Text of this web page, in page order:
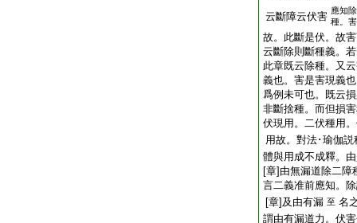
云斷障云伏害 應知除
種。
故。此斷是伏。故
云斷除則斷種義。
此章既云除種。又
義也。害是害現義
爲例未可也。既云
非斷捨種。而但損
伏現用。二伏種用
用故。對法･瑜伽
體與用成不成釋。
[章]由無漏道除二
言二義准前應知。
[章]及由有漏 至 名
謂由有漏道力。伏